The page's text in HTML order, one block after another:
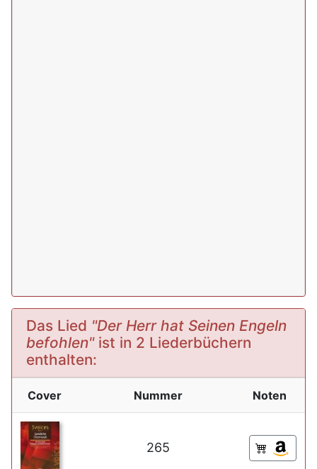
Das Lied "Der Herr hat Seinen Engeln
befohlen"ist in 2 Liederbüchern
enthalten:
Cover Nummer Noten
265